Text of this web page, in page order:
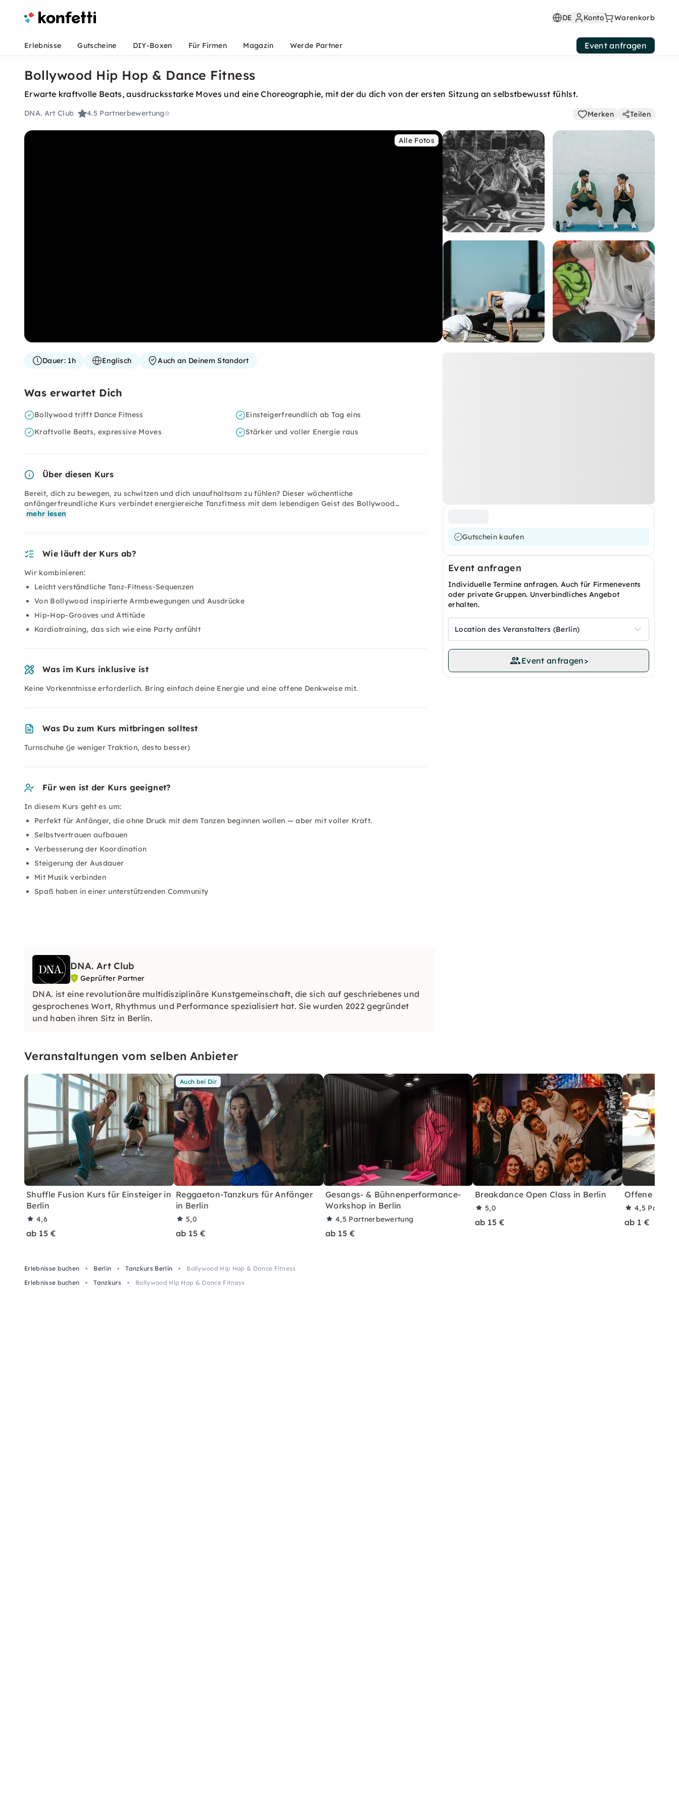
DE Konto Warenkorb
Erlebnisse Gutscheine DIY-Boxen Für Firmen Magazin Werde Partner Event anfragen
Bollywood Hip Hop & Dance Fitness
Erwarte kraftvolle Beats, ausdrucksstarke Moves und eine Choreographie, mit der du dich von der ersten Sitzung an selbstbewusst fühlst.
DNA. Art Club 4.5 Partnerbewertung Merken Teilen
Alle Fotos
Gutschein kaufen
Event anfragen
Individuelle Termine anfragen. Auch für Firmenevents
oder private Gruppen. Unverbindliches Angebot
erhalten.
Location des Veranstalters (Berlin)
Event anfragen>
Dauer:1h Englisch Auch an Deinem Standort
Was erwartet Dich
Bollywood trifft Dance Fitness
Einsteigerfreundlich ab Tag eins
Kraftvolle Beats, expressive Moves
Stärker und voller Energie raus
Über diesen Kurs
Bereit, dich zu bewegen, zu schwitzen und dich unaufhaltsam zu fühlen? Dieser wöchentliche
anfängerfreundliche Kurs verbindet energiereiche Tanzfitness mit dem lebendigen Geist des Bollywood…
mehr lesen
Wie läuft der Kurs ab?
Wir kombinieren:
Leicht verständliche Tanz-Fitness-Sequenzen
Von Bollywood inspirierte Armbewegungen und Ausdrücke
Hip-Hop-Grooves und Attitüde
Kardiotraining, das sich wie eine Party anfühlt
Was im Kurs inklusive ist
Keine Vorkenntnisse erforderlich. Bring einfach deine Energie und eine offene Denkweise mit.
Was Du zum Kurs mitbringen solltest
Turnschuhe (je weniger Traktion, desto besser)
Für wen ist der Kurs geeignet?
In diesem Kurs geht es um:
Perfekt für Anfänger, die ohne Druck mit dem Tanzen beginnen wollen — aber mit voller Kraft.
Selbstvertrauen aufbauen
Verbesserung der Koordination
Steigerung der Ausdauer
Mit Musik verbinden
Spaß haben in einer unterstützenden Community
DNA. Art Club
Geprüfter Partner
DNA. ist eine revolutionäre multidisziplinäre Kunstgemeinschaft, die sich auf geschriebenes und
gesprochenes Wort, Rhythmus und Performance spezialisiert hat. Sie wurden 2022 gegründet
und haben ihren Sitz in Berlin.
Veranstaltungen vom selben Anbieter
Shuffle Fusion Kurs für Einsteiger in
Berlin
4,6
ab 15 €
Auch bei Dir
Reggaeton-Tanzkurs für Anfänger
in Berlin
5,0
ab 15 €
Gesangs- & Bühnenperformance-
Workshop in Berlin
4,5 Partnerbewertung
ab 15 €
Breakdance Open Class in Berlin
5,0
ab 15 €
Offene
4,5
ab 1 €
Erlebnisse buchen Berlin Tanzkurs Berlin
Bollywood Hip Hop & Dance Fitness
Erlebnisse buchen
Tanzkurs Bollywood Hip Hop & Dance Fitness